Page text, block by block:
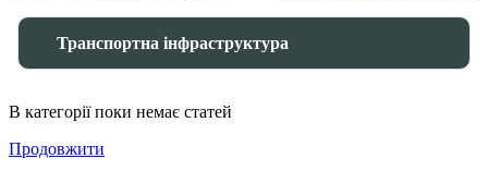
Транспортна інфраструктура
В категорії поки немає статей
Продовжити